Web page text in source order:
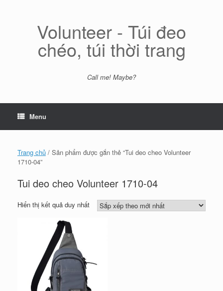
Volunteer - Túi đeo
chéo, túi thời trang
Call me! Maybe?
Menu
Trang chủ / Sản phẩm được gắn thẻ “Tui deo cheo Volunteer
1710-04”
Tui deo cheo Volunteer 1710-04
Hiển thị kết quả duy nhất